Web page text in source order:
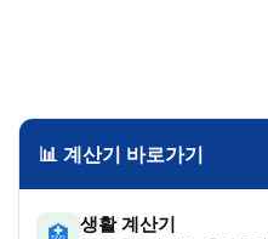
📊 계산기 바로가기
생활 계산기